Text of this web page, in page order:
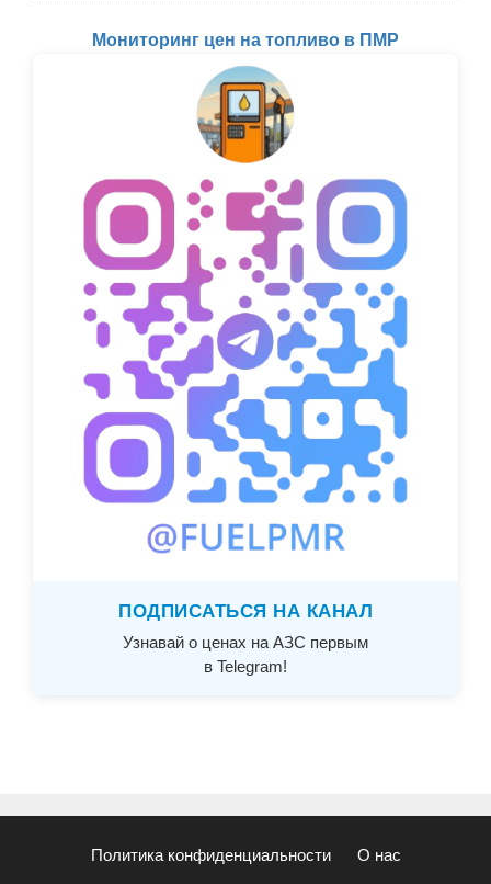
Мониторинг цен на топливо в ПМР
ПОДПИСАТЬСЯ НА КАНАЛ
Узнавай о ценах на АЗС первым
в Telegram!
Политика конфиденциальности О нас